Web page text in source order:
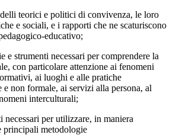
teorici e politici di convivenza, le loro
e sociali, e i rapporti che ne scaturiscono
educativo;
e strumenti necessari per comprendere la
con particolare attenzione ai fenomeni
ai luoghi e alle pratiche
e non formale, ai servizi alla persona, al
interculturali;
necessari per utilizzare, in maniera
principali metodologie